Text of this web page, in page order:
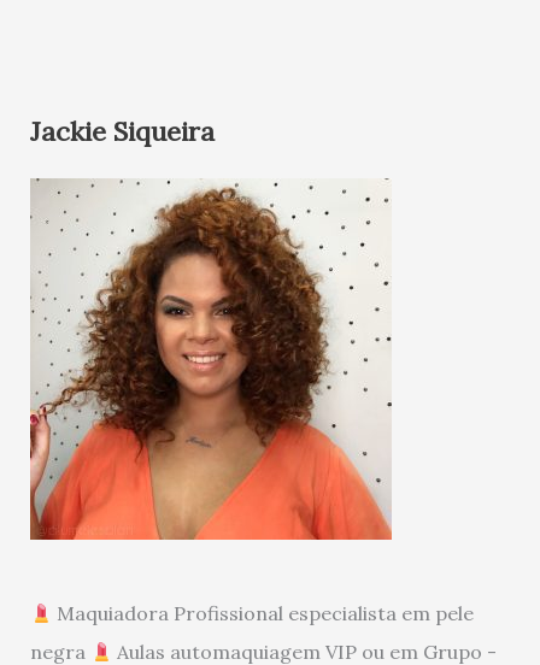
Jackie Siqueira
Maquiadora Profissional especialista em pele
negra
Aulas automaquiagem VIP ou em Grupo -